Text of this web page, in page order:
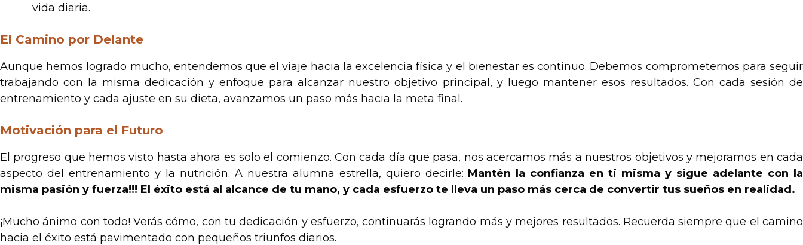
vida diaria.
El Camino por Delante
Aunque hemos logrado mucho, entendemos que el viaje hacia la excelencia física y el bienestar es continuo. Debemos comprometernos para seguir
trabajando con la misma dedicación y enfoque para alcanzar nuestro objetivo principal, y luego mantener esos resultados. Con cada sesión de
entrenamiento y cada ajuste en su dieta, avanzamos un paso más hacia la meta final.
Motivación para el Futuro
El progreso que hemos visto hasta ahora es solo el comienzo. Con cada día que pasa, nos acercamos más a nuestros objetivos y mejoramos en cada
aspecto del entrenamiento y la nutrición. A nuestra alumna estrella, quiero decirle: Mantén la confianza en ti misma y sigue adelante con la
misma pasión y fuerza!!! El éxito está al alcance de tu mano, y cada esfuerzo te lleva un paso más cerca de convertir tus sueños en realidad.
¡Mucho ánimo con todo! Verás cómo, con tu dedicación y esfuerzo, continuarás logrando más y mejores resultados. Recuerda siempre que el camino
hacia el éxito está pavimentado con pequeños triunfos diarios.